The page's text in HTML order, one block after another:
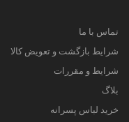
تماس با ما
شرایط بازگشت و تعویض کالا
شرایط و مقررات
بلاگ
خرید لباس پسرانه